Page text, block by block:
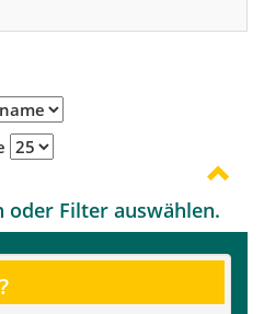
oder Filter auswählen.